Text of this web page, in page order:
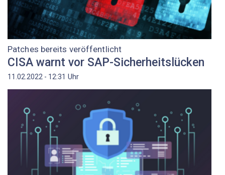
Patches bereits veröffentlicht
CISA warnt vor SAP-Sicherheitslücken
11.02.2022 - 12:31 Uhr